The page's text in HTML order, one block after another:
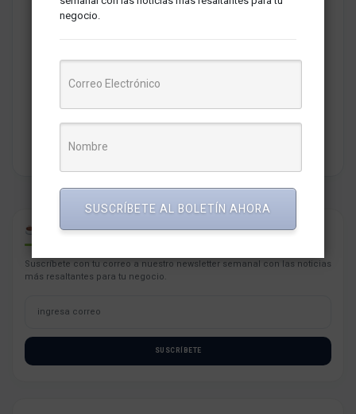
Somos un medio de comunicación peruano cuyo objetivo es
brindar una selección de contenidos relevantes sobre
marketing, comunicaciones, liderazgo, tecnología y negocios
CAFÉ PARA PYMES
Suscríbete con tu correo a nuestro newsletter semanal con las noticias
más resaltantes para tu negocio.
SUSCRÍBETE
negocio.
SUSCRÍBETE AL BOLETÍN AHORA